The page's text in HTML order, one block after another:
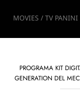
PANINI GOLDEN AGE
PROGRAMA KIT
GENERATION DEL